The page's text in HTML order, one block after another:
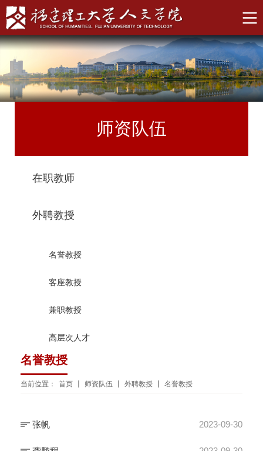
师资队伍
在职教师
外聘教授
名誉教授
客座教授
兼职教授
高层次人才
名誉教授
当前位置： 首页 师资队伍 外聘教授 名誉教授
张帆 2023-09-30